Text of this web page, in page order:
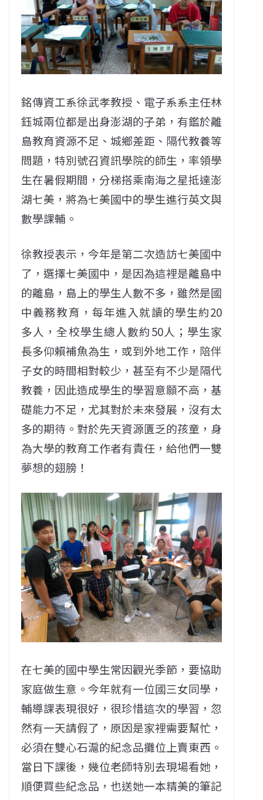
銘傳資工系徐武孝教授、電子系系主任林
鈺城兩位都是出身澎湖的子弟，有鑑於離
島教育資源不足、城鄉差距、隔代教養等
問題，特別號召資訊學院的師生，率領學
生在暑假期間，分梯搭乘南海之星抵達澎
湖七美，將為七美國中的學生進行英文與
數學課輔。
徐教授表示，今年是第二次造訪七美國中
了，選擇七美國中，是因為這裡是離島中
的離島，島上的學生人數不多，雖然是國
中義務教育，每年進入就讀的學生約20
多人，全校學生總人數約50人；學生家
長多仰賴補魚為生，或到外地工作，陪伴
子女的時間相對較少，甚至有不少是隔代
教養，因此造成學生的學習意願不高，基
礎能力不足，尤其對於未來發展，沒有太
多的期待。對於先天資源匱乏的孩童，身
為大學的教育工作者有責任，給他們一雙
夢想的翅膀！
在七美的國中學生常因觀光季節，要協助
家庭做生意。今年就有一位國三女同學，
輔導課表現很好，很珍惜這次的學習，忽
然有一天請假了，原因是家裡需要幫忙，
必須在雙心石滬的紀念品攤位上賣東西。
當日下課後，幾位老師特別去現場看她，
順便買些紀念品，也送她一本精美的筆記